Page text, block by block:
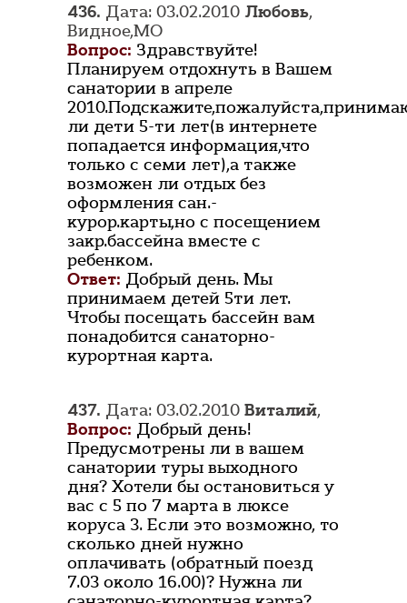
436. Дата: 03.02.2010 Любовь,
Видное,МО
Вопрос: Здравствуйте!
Планируем отдохнуть в Вашем
санатории в апреле
ли дети 5-ти лет(в интернете
попадается информация,что
только с семи лет),а также
возможен ли отдых без
оформления сан.-
курор.карты,но с посещением
закр.бассейна вместе с
ребенком.
Ответ: Добрый день. Мы
принимаем детей 5ти лет.
Чтобы посещать бассейн вам
понадобится санаторно-
курортная карта.
437. Дата: 03.02.2010 Виталий,
Вопрос: Добрый день!
Предусмотрены ли в вашем
санатории туры выходного
дня? Хотели бы остановиться у
вас с 5 по 7 марта в люксе
коруса 3. Если это возможно, то
сколько дней нужно
оплачивать (обратный поезд
7.03 около 16.00)? Нужна ли